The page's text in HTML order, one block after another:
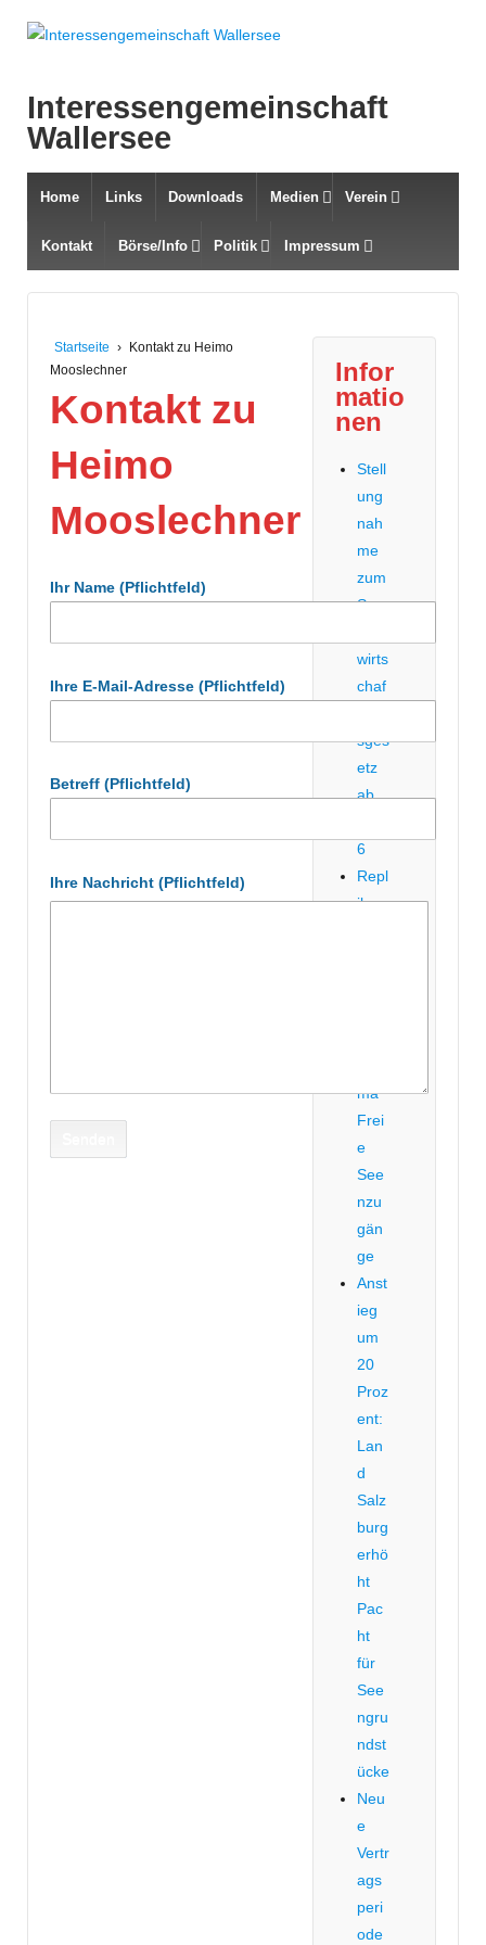
Interessengemeinschaft
Wallersee
Home Links Downloads Medien Verein
Kontakt Börse/Info Politik Impressum
Startseite ›
Kontakt zu Heimo
Mooslechner
Kontakt zu
Heimo
Mooslechner
Ihr Name (Pflichtfeld)
Ihre E-Mail-Adresse (Pflichtfeld)
Betreff (Pflichtfeld)
Ihre Nachricht (Pflichtfeld)
Infor
matio
nen
Stell
ung
nah
me
zum
See
wirts
chaf
sges
etz
ab
6
Repl
ik
ma
Frei
e
See
nzu
gän
ge
Anst
ieg
um
20
Proz
ent:
Lan
d
Salz
burg
erhö
ht
Pac
ht
für
See
ngru
ndst
ücke
Neu
e
Vertr
ags
peri
ode